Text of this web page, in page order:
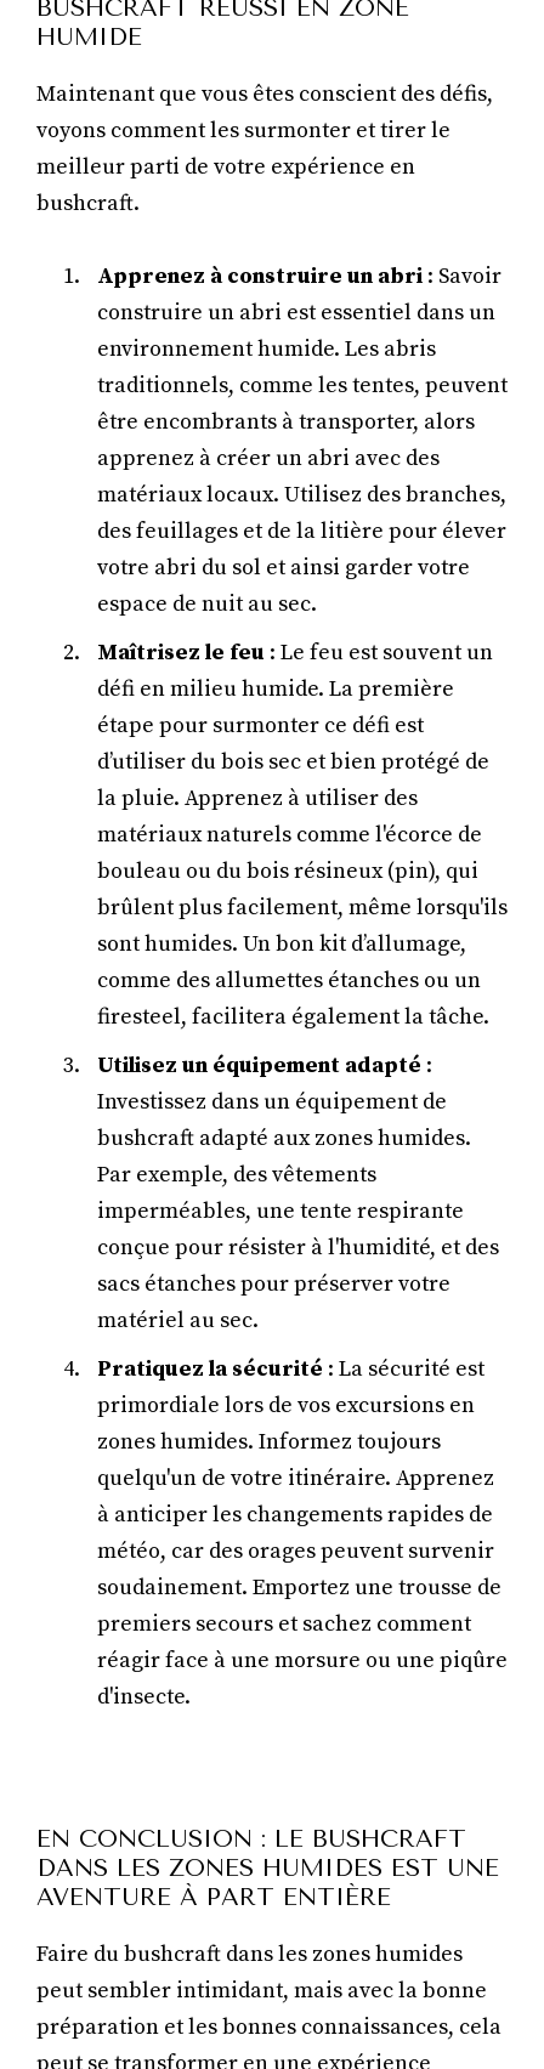
BUSHCRAFT RÉUSSI EN ZONE
HUMIDE
Maintenant que vous êtes conscient des défis,
voyons comment les surmonter et tirer le
meilleur parti de votre expérience en
bushcraft.
Apprenez à construire un abri : Savoir
construire un abri est essentiel dans un
environnement humide. Les abris
traditionnels, comme les tentes, peuvent
être encombrants à transporter, alors
apprenez à créer un abri avec des
matériaux locaux. Utilisez des branches,
des feuillages et de la litière pour élever
votre abri du sol et ainsi garder votre
espace de nuit au sec.
Maîtrisez le feu : Le feu est souvent un
défi en milieu humide. La première
étape pour surmonter ce défi est
d’utiliser du bois sec et bien protégé de
la pluie. Apprenez à utiliser des
matériaux naturels comme l'écorce de
bouleau ou du bois résineux (pin), qui
brûlent plus facilement, même lorsqu'ils
sont humides. Un bon kit d’allumage,
comme des allumettes étanches ou un
firesteel, facilitera également la tâche.
Utilisez un équipement adapté :
Investissez dans un équipement de
bushcraft adapté aux zones humides.
Par exemple, des vêtements
imperméables, une tente respirante
conçue pour résister à l'humidité, et des
sacs étanches pour préserver votre
matériel au sec.
Pratiquez la sécurité : La sécurité est
primordiale lors de vos excursions en
zones humides. Informez toujours
quelqu'un de votre itinéraire. Apprenez
à anticiper les changements rapides de
météo, car des orages peuvent survenir
soudainement. Emportez une trousse de
premiers secours et sachez comment
réagir face à une morsure ou une piqûre
d'insecte.
EN CONCLUSION : LE BUSHCRAFT
DANS LES ZONES HUMIDES EST UNE
AVENTURE À PART ENTIÈRE
Faire du bushcraft dans les zones humides
peut sembler intimidant, mais avec la bonne
préparation et les bonnes connaissances, cela